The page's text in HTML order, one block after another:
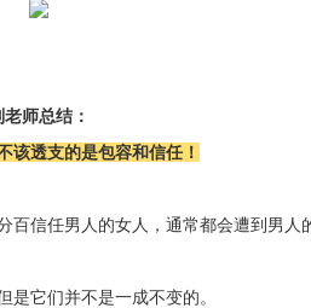
老师总结：
该透支的是包容和信任！
百信任男人的女人，通常都会遭到男人
它们并不是一成不变的。